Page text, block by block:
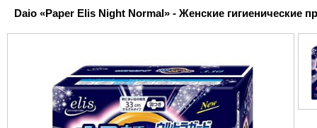
Daio «Paper Elis Night Normal» - Женские гигиенические